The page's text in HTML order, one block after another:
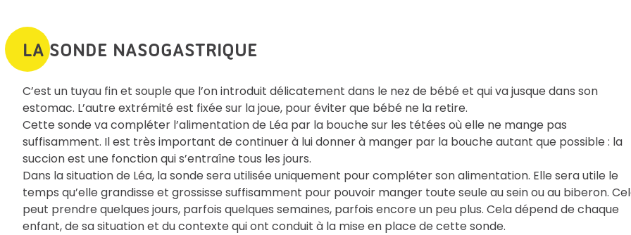
LA SONDE NASOGASTRIQUE
C’est un tuyau fin et souple que l’on introduit délicatement dans le nez de bébé et qui va jusque dans son
estomac. L’autre extrémité est fixée sur la joue, pour éviter que bébé ne la retire.
Cette sonde va compléter l’alimentation de Léa par la bouche sur les tétées où elle ne mange pas
suffisamment. Il est très important de continuer à lui donner à manger par la bouche autant que possible : la
succion est une fonction qui s’entraîne tous les jours.
Dans la situation de Léa, la sonde sera utilisée uniquement pour compléter son alimentation. Elle sera utile le
temps qu’elle grandisse et grossisse suffisamment pour pouvoir manger toute seule au sein ou au biberon.
peut prendre quelques jours, parfois quelques semaines, parfois encore un peu plus. Cela dépend de chaque
enfant, de sa situation et du contexte qui ont conduit à la mise en place de cette sonde.